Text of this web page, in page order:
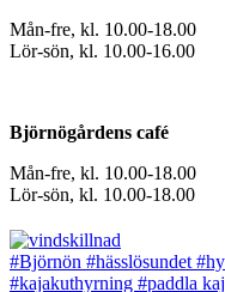
Mån-fre, kl. 10.00-18.00
Lör-sön, kl. 10.00-16.00
Björnögårdens café
Mån-fre, kl. 10.00-18.00
Lör-sön, kl. 10.00-18.00
#Björnön #hässlösundet
#kajakuthyrning #paddla